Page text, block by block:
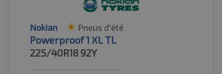
Nokian Pneus d'été
Powerproof 1 XL TL
225/40R18 92Y